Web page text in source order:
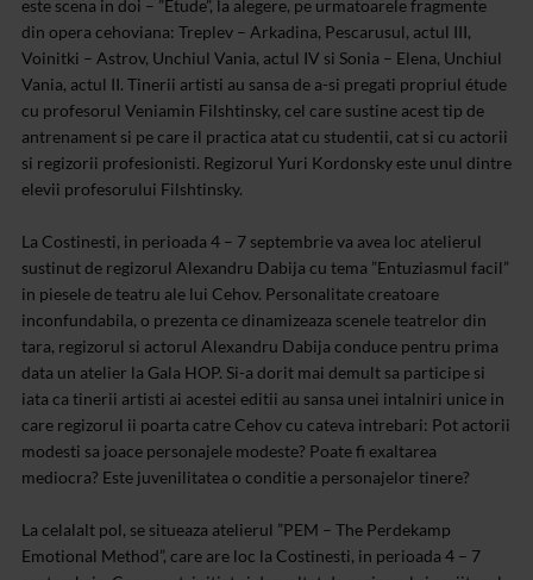
este scena in doi – ”Étude”, la alegere, pe urmatoarele fragmente
din opera cehoviana: Treplev – Arkadina, Pescarusul, actul III,
Voinitki – Astrov, Unchiul Vania, actul IV si Sonia – Elena, Unchiul
Vania, actul II. Tinerii artisti au sansa de a-si pregati propriul étude
cu profesorul Veniamin Filshtinsky, cel care sustine acest tip de
antrenament si pe care il practica atat cu studentii, cat si cu actorii
si regizorii profesionisti. Regizorul Yuri Kordonsky este unul dintre
elevii profesorului Filshtinsky.
La Costinesti, in perioada 4 – 7 septembrie va avea loc atelierul
sustinut de regizorul Alexandru Dabija cu tema ”Entuziasmul facil”
in piesele de teatru ale lui Cehov. Personalitate creatoare
inconfundabila, o prezenta ce dinamizeaza scenele teatrelor din
tara, regizorul si actorul Alexandru Dabija conduce pentru prima
data un atelier la Gala HOP. Si-a dorit mai demult sa participe si
iata ca tinerii artisti ai acestei editii au sansa unei intalniri unice in
care regizorul ii poarta catre Cehov cu cateva intrebari: Pot actorii
modesti sa joace personajele modeste? Poate fi exaltarea
mediocra? Este juvenilitatea o conditie a personajelor tinere?
La celalalt pol, se situeaza atelierul ”PEM – The Perdekamp
Emotional Method”, care are loc la Costinesti, in perioada 4 – 7